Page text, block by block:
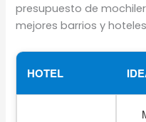
presupuesto de
mejores barrios y
HOTEL